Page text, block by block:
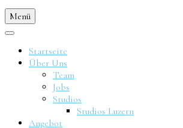
Menü
Startseite
Über Uns
Team
Jobs
Studios
Studios Luzern
Angebot